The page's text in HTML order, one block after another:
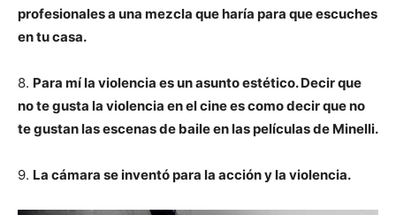
profesionales a una mezcla que haría para que escuches
en tu casa.
8. Para mí la violencia es un asunto estético. Decir que
no te gusta la violencia en el cine es como decir que no
te gustan las escenas de baile en las películas de Minelli.
9. La cámara se inventó para la acción y la violencia.